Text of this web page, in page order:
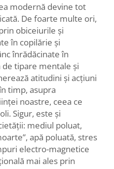
modernă devine tot
De foarte multe ori,
obiceiurile și
în copilărie și
înrădăcinate în
tipare mentale și
atitudini și acțiuni
timp, asupra
noastre, ceea ce
Sigur, este și
mediul poluat,
apă poluată, stres
electro-magnetice
mai ales prin